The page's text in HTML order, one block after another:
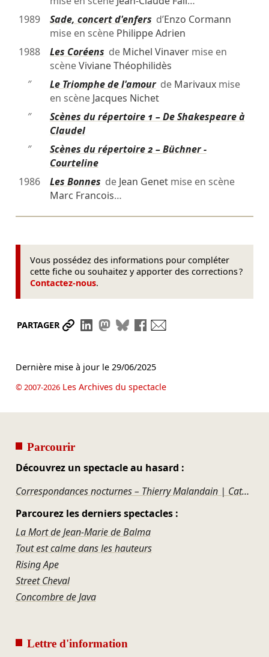
1989
Sade, concert d'enfers d’Enzo Cormann
mise en scène Philippe Adrien
1988
Les Coréens de Michel Vinavermise en
scèneViviane Théophilidès
″
Le Triomphe de l'amourde Marivauxmise
en scène Jacques Nichet
″
Scènes du répertoire 1 – De Shakespeare à
Claudel
″
Scènes du répertoire 2 – Büchner -
Courteline
1986
Les Bonnes de Jean Genetmise en scène
Marc Francois…
Vous possédez des informations pour compléter
cette fiche ou souhaitez y apporter des corrections ?
Contactez-nous.
PARTAGER Partager le lien
Partager sur LinkedIn
Partager sur Mastodon
Partager sur Bluesky
Partager sur Facebook
Dernière mise à jour le 29/06/2025
© 2007-2026Les Archives du spectacle
Parcourir
Découvrez un spectacle au hasard :
Correspondances nocturnes – Thierry Malandain | Cathy Marston
Parcourez les derniers spectacles :
La Mort de Jean-Marie de Balma
Tout est calme dans les hauteurs
Rising Ape
Street Cheval
Concombre de Java
Lettre d'information